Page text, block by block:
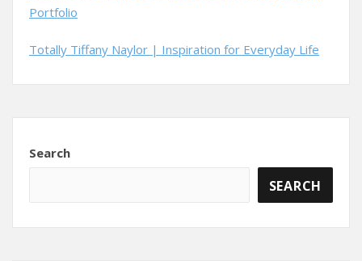
Portfolio
Totally Tiffany Naylor | Inspiration for Everyday Life
Search
SEARCH